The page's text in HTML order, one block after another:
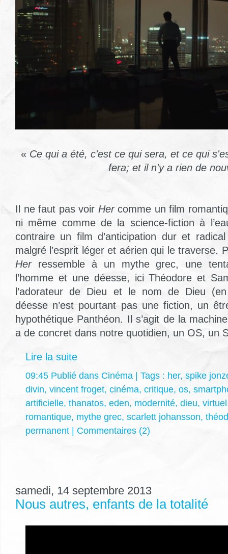
« Ce qui a été, c'est ce qui sera, et ce qui
fera; et il n'y a rien de
Il ne faut pas voir Hercomme un film
ni même comme de la science-fiction à
contraire un film d’anticipation dur et
malgré l’esprit léger et aérien qui le traverse.
Herressemble à un mythe grec, une
l’homme et une déesse, ici Théodore et
l’adorateur de Dieu et le nom de Dieu
déesse n’est pourtant pas une fiction, un
hypothétique Panthéon. Il s’agit de la
a de concret dans notre quotidien, un OS, un
Lire la suite
09:45 Publié dans Cinéma | Tags : her, spike
divin, vincent froget, cinéma, critique, os,
artificielle, thanatos, eden, modernité, dieu, virtuel
romantique, mythe grec, scarlett johansson,
permanent
Commentaires (2)
samedi, 14 septembre 2013
Nous autres, enfants de la totalité